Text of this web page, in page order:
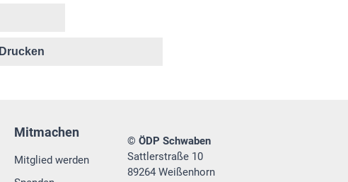
Drucken
Mitmachen
Mitglied werden
© ÖDP Schwaben
Sattlerstraße 10
89264 Weißenhorn